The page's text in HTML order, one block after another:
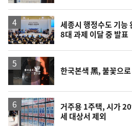
세종시 행정수도 기능
8대 과제 이달 중 발표
영
상
한국본색 黑, 불꽃으
거주용 1주택, 시가
세 대상서 제외